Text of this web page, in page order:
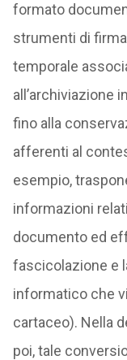
formato
strumenti di
temporale
all’archiviazione
fino alla
afferenti al
esempio,
informazioni
documento ed
fascicolazione e
informatico che
cartaceo). Nella
poi, tale